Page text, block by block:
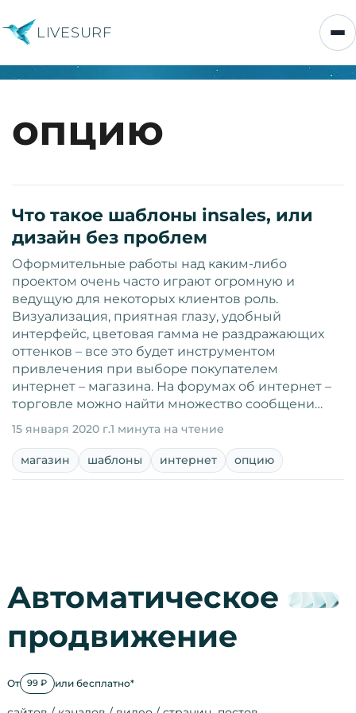
LIVESURF
опцию
Что такое шаблоны insales, или
дизайн без проблем
Оформительные работы над каким-либо
проектом очень часто играют огромную и
ведущую для некоторых клиентов роль.
Визуализация, приятная глазу, удобный
интерфейс, цветовая гамма не раздражающих
оттенков – все это будет инструментом
привлечения при выборе покупателем
интернет – магазина. На форумах об интернет –
торговле можно найти множество сообщени…
15 января 2020 г.1 минута на чтение
магазин шаблоны интернет опцию
Автоматическое
продвижение
От 99 ₽ или бесплатно*